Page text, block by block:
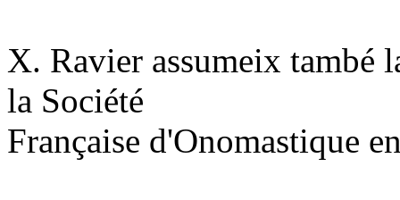
X. Ravier assumeix també
la Société
Française d'Onomastique